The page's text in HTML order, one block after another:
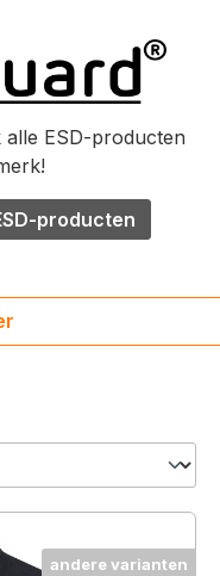
ESD-producten
producten
andere varianten